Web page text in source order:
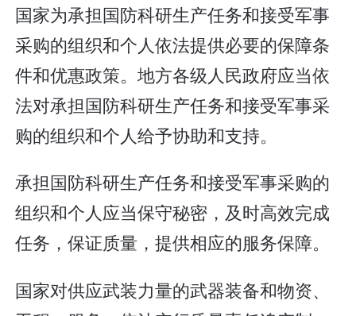
国家为承担国防科研生产任务和接受军事
采购的组织和个人依法提供必要的保障条
件和优惠政策。地方各级人民政府应当依
法对承担国防科研生产任务和接受军事采
购的组织和个人给予协助和支持。
承担国防科研生产任务和接受军事采购的
组织和个人应当保守秘密，及时高效完成
任务，保证质量，提供相应的服务保障。
国家对供应武装力量的武器装备和物资、